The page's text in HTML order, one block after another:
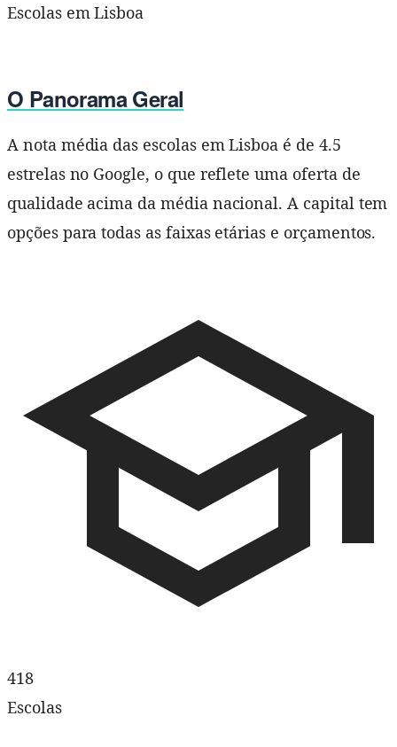
Escolas em Lisboa
O Panorama Geral
A nota média das escolas em Lisboa é de 4.5
estrelas no Google, o que reflete uma oferta de
qualidade acima da média nacional. A capital tem
opções para todas as faixas etárias e orçamentos.
418
Escolas